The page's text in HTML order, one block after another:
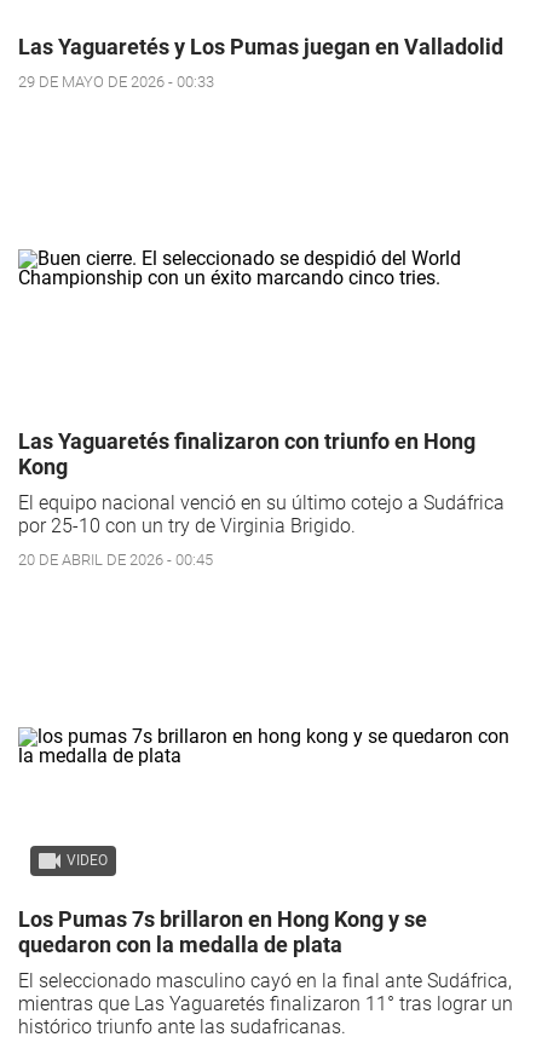
Las Yaguaretés y Los Pumas juegan en Valladolid
29 DE MAYO DE 2026 - 00:33
Las Yaguaretés finalizaron con triunfo en Hong
Kong
El equipo nacional venció en su último cotejo a Sudáfrica
por 25-10 con un try de Virginia Brigido.
20 DE ABRIL DE 2026 - 00:45
VIDEO
Los Pumas 7s brillaron en Hong Kong y se
quedaron con la medalla de plata
El seleccionado masculino cayó en la final ante Sudáfrica,
mientras que Las Yaguaretés finalizaron 11° tras lograr un
histórico triunfo ante las sudafricanas.